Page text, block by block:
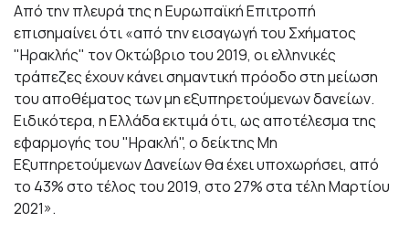
Από την πλευρά της η Ευρωπαϊκή Επιτροπή
επισημαίνει ότι «από την εισαγωγή του Σχήματος
"Ηρακλής" τον Οκτώβριο του 2019, οι ελληνικές
τράπεζες έχουν κάνει σημαντική πρόοδο στη μείωση
του αποθέματος των μη εξυπηρετούμενων δανείων.
Ειδικότερα, η Ελλάδα εκτιμά ότι, ως αποτέλεσμα της
εφαρμογής του "Ηρακλή", ο δείκτης Μη
Εξυπηρετούμενων Δανείων θα έχει υποχωρήσει, από
το 43% στο τέλος του 2019, στο 27% στα τέλη Μαρτίου
2021».